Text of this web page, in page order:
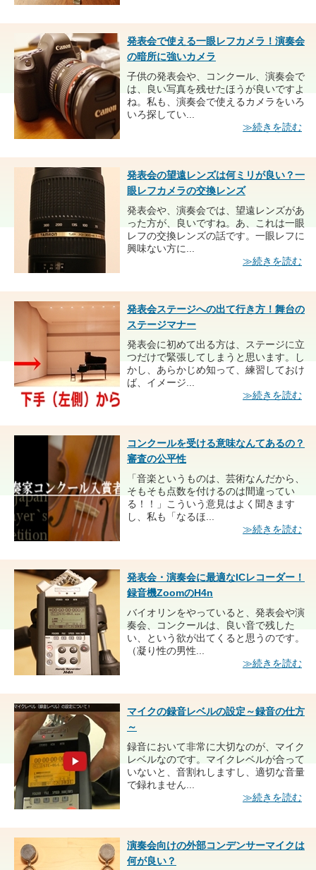
発表会で使える一眼レフカメラ！演奏会
の暗所に強いカメラ
子供の発表会や、コンクール、演奏会で
は、良い写真を残せたほうが良いですよ
ね。私も、演奏会で使えるカメラをいろ
いろ探してい...
≫続きを読む
発表会の望遠レンズは何ミリが良い？一
眼レフカメラの交換レンズ
発表会や、演奏会では、望遠レンズがあ
った方が、良いですね。あ、これは一眼
レフの交換レンズの話です。一眼レフに
興味ない方に...
≫続きを読む
発表会ステージへの出て行き方！舞台の
ステージマナー
発表会に初めて出る方は、ステージに立
つだけで緊張してしまうと思います。し
かし、あらかじめ知って、練習しておけ
ば、イメージ...
≫続きを読む
コンクールを受ける意味なんてあるの？
審査の公平性
「音楽というものは、芸術なんだから、
そもそも点数を付けるのは間違ってい
る！！」こういう意見はよく聞きます
し、私も「なるほ...
≫続きを読む
発表会・演奏会に最適なICレコーダー！
録音機ZoomのH4n
バイオリンをやっていると、発表会や演
奏会、コンクールは、良い音で残した
い、という欲が出てくると思うのです。
（凝り性の男性...
≫続きを読む
マイクの録音レベルの設定～録音の仕方
～
録音において非常に大切なのが、マイク
レベルなのです。マイクレベルが合って
いないと、音割れしますし、適切な音量
で録れません...
≫続きを読む
演奏会向けの外部コンデンサーマイクは
何が良い？